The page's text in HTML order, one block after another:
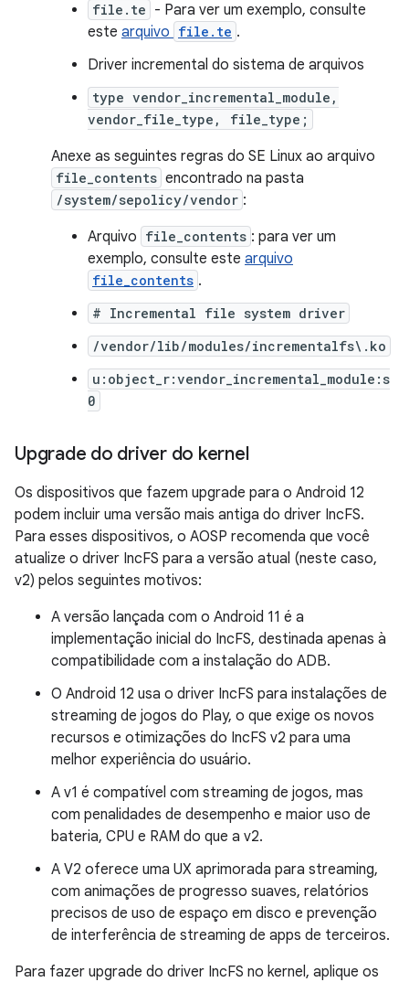
file.te - Para ver um exemplo, consulte
este arquivo file.te .
Driver incremental do sistema de arquivos
type vendor_incremental_module,
vendor_file_type, file_type;
Anexe as seguintes regras do SE Linux ao arquivo
file_contents encontrado na pasta
/system/sepolicy/vendor :
Arquivo file_contents : para ver um
exemplo, consulte este arquivo
file_contents .
# Incremental file system driver
/vendor/lib/modules/incrementalfs\.ko
u:object_r:vendor_incremental_module:s
0
Upgrade do driver do kernel
Os dispositivos que fazem upgrade para o Android 12
podem incluir uma versão mais antiga do driver IncFS.
Para esses dispositivos, o AOSP recomenda que você
atualize o driver IncFS para a versão atual (neste caso,
v2) pelos seguintes motivos:
A versão lançada com o Android 11 é a
implementação inicial do IncFS, destinada apenas à
compatibilidade com a instalação do ADB.
O Android 12 usa o driver IncFS para instalações de
streaming de jogos do Play, o que exige os novos
recursos e otimizações do IncFS v2 para uma
melhor experiência do usuário.
A v1 é compatível com streaming de jogos, mas
com penalidades de desempenho e maior uso de
bateria, CPU e RAM do que a v2.
A V2 oferece uma UX aprimorada para streaming,
com animações de progresso suaves, relatórios
precisos de uso de espaço em disco e prevenção
de interferência de streaming de apps de terceiros.
Para fazer upgrade do driver IncFS no kernel, aplique os